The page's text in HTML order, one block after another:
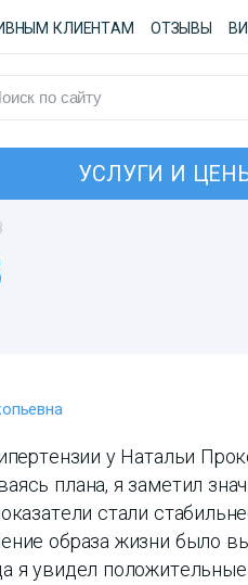
КЛИЕНТАМ ОТЗЫВЫ
УСЛУГИ И
у Натальи
плана, я заметил
стали
образа жизни было
я увидел